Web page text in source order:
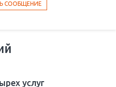
СООБЩЕНИЕ
услуг